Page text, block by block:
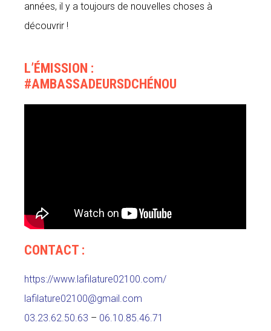
années, il y a toujours de nouvelles choses à
découvrir !
L’ÉMISSION :
#AMBASSADEURSDCHÉNOU
CONTACT :
https://www.lafilature02100.com/
lafilature02100@gmail.com
03.23.62.50.63 – 06.10.85.46.71